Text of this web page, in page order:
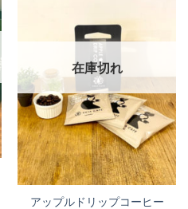
在庫切れ
アップルドリップコーヒー